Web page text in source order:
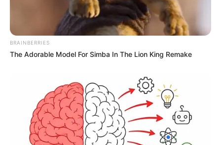
FNARAS em Brasília: Senado pode
promulgar PEC 14 em semana de
seletivo para Agentes de Saúde e de
Combate às Endemias.
30 horas: parecer da Comissão de Finanças
se posicionou sobre redução da jornada de
40 para 30 horas.
BRAINBERRIES
The Adorable Model For Simba In The Lion King Remake